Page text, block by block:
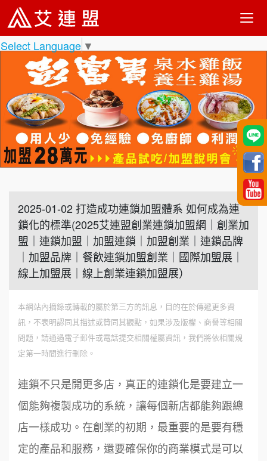
Select Language ▼
2025-01-02 打造成功連鎖加盟體系 如何成為連
鎖化的標準(2025艾連盟創業連鎖加盟網｜創業加
盟｜連鎖加盟｜加盟連鎖｜加盟創業｜連鎖品牌
｜加盟品牌｜餐飲連鎖加盟創業｜國際加盟展｜
線上加盟展｜線上創業連鎖加盟展）
本網站內摘錄或轉載的屬於第三方的訊息，目的在於傳遞更多資
訊，不表明認同其描述或贊同其觀點，如果涉及版權、商譽等相關
問題，請通過電子郵件或電話提交相關權屬資訊，我們將依相關規
定第一時間進行刪除。
連鎖不只是開更多店，真正的連鎖化是要建立一
個能夠複製成功的系統，讓每個新店都能夠跟總
店一樣成功。在創業的初期，最重要的是要有穩
定的產品和服務，還要確保你的商業模式是可以